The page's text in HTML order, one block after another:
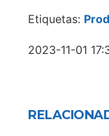
Etiquetas:
2023-11-01